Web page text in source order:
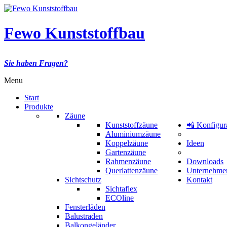
Fewo Kunststoffbau
Sie haben Fragen?
Menu
Start
Produkte
Zäune
Kunststoffzäune
Aluminiumzäune
Koppelzäune
Gartenzäune
Rahmenzäune
Querlattenzäune
Sichtschutz
Sichtaflex
ECOline
Fensterläden
Balustraden
Balkongeländer
📲
Ideen
Downloads
Kontakt